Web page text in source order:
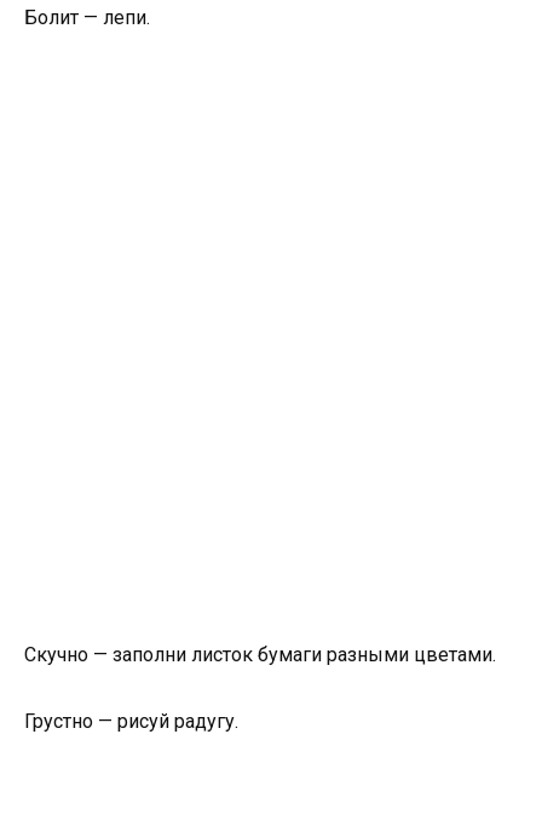
Болит — лепи.
Скучно — заполни листок бумаги разными цветами.
Грустно — рисуй радугу.